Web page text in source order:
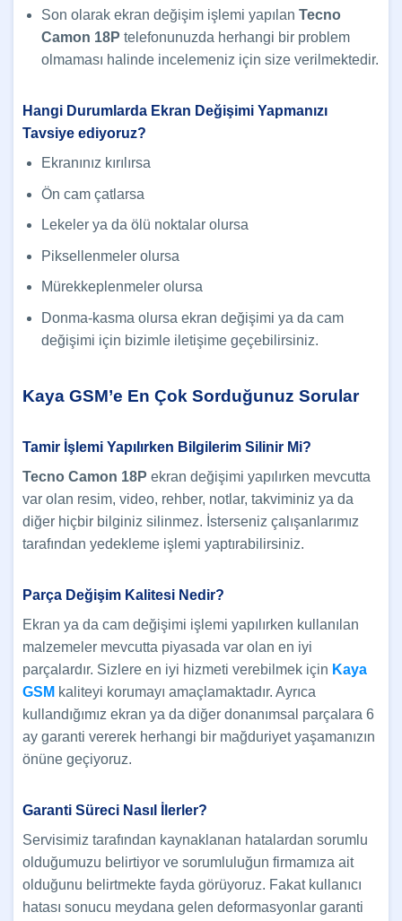
Son olarak ekran değişim işlemi yapılan Tecno
Camon 18P telefonunuzda herhangi bir problem
olmaması halinde incelemeniz için size verilmektedir.
Hangi Durumlarda Ekran Değişimi Yapmanızı
Tavsiye ediyoruz?
Ekranınız kırılırsa
Ön cam çatlarsa
Lekeler ya da ölü noktalar olursa
Piksellenmeler olursa
Mürekkeplenmeler olursa
Donma-kasma olursa ekran değişimi ya da cam
değişimi için bizimle iletişime geçebilirsiniz.
Kaya GSM’e En Çok Sorduğunuz Sorular
Tamir İşlemi Yapılırken Bilgilerim Silinir Mi?
Tecno Camon 18P ekran değişimi yapılırken mevcutta
var olan resim, video, rehber, notlar, takviminiz ya da
diğer hiçbir bilginiz silinmez. İsterseniz çalışanlarımız
tarafından yedekleme işlemi yaptırabilirsiniz.
Parça Değişim Kalitesi Nedir?
Ekran ya da cam değişimi işlemi yapılırken kullanılan
malzemeler mevcutta piyasada var olan en iyi
parçalardır. Sizlere en iyi hizmeti verebilmek için Kaya
GSM kaliteyi korumayı amaçlamaktadır. Ayrıca
kullandığımız ekran ya da diğer donanımsal parçalara 6
ay garanti vererek herhangi bir mağduriyet yaşamanızın
önüne geçiyoruz.
Garanti Süreci Nasıl İlerler?
Servisimiz tarafından kaynaklanan hatalardan sorumlu
olduğumuzu belirtiyor ve sorumluluğun firmamıza ait
olduğunu belirtmekte fayda görüyoruz. Fakat kullanıcı
hatası sonucu meydana gelen deformasyonlar garanti